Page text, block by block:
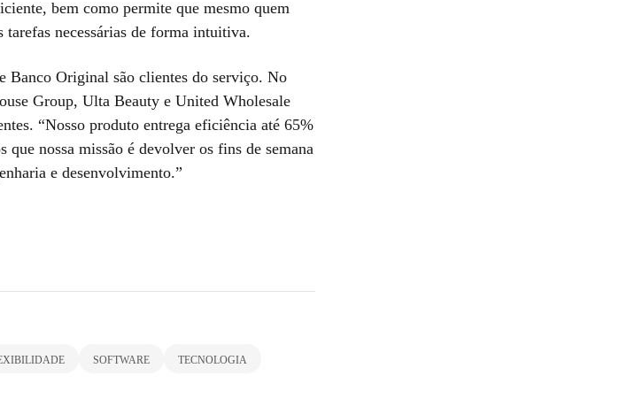
bem como permite que mesmo quem
tarefas necessárias de forma intuitiva.
Banco Original são clientes do serviço. No
Group, Ulta Beauty e United Wholesale
“Nosso produto entrega eficiência até 65%
nossa missão é devolver os fins de semana
e desenvolvimento.”
SOFTWARE TECNOLOGIA